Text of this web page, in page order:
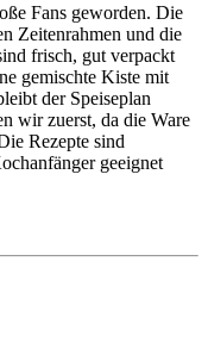
Fans geworden. Die
Zeitenrahmen und die
frisch, gut verpackt
gemischte Kiste mit
der Speiseplan
wir zuerst, da die Ware
Rezepte sind
geeignet